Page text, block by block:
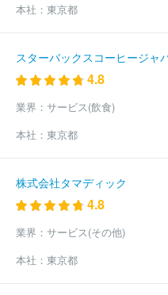
株式会社４７ＣＬＵＢ
ヴ
太陽企画株式会社 株式
ップグループ
株式会社八広社
株式会社電通ライブ
ージェンシー株式会社
社日本ＳＰセンター
会社博報堂アイ・スタジオ
サイバー・コミュニケーションズ
式会社トーコン
株式会社クイ
社エス・ケイ通信
本社： 東京都
スターバックスコーヒージャ
4.8
業界： サービス(飲食)
本社： 東京都
株式会社タマディック
4.8
業界： サービス(その他)
本社： 東京都